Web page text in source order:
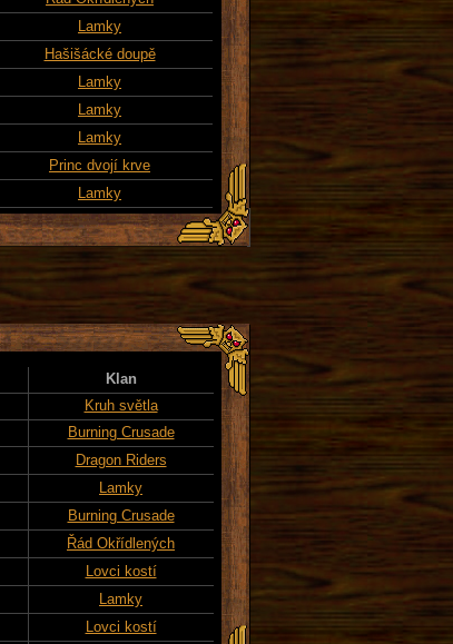
Lamky
Hašišácké doupě
Lamky
Lamky
Lamky
Princ dvojí krve
Lamky
Klan
Kruh světla
Burning Crusade
Dragon Riders
Lamky
Burning Crusade
Řád Okřídlených
Lovci kostí
Lamky
Lovci kostí